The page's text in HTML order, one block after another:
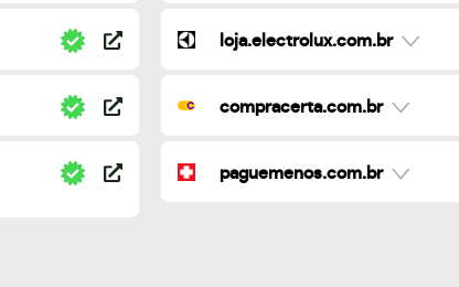
loja.electrolux.com.br
compracerta.com.br
paguemenos.com.br